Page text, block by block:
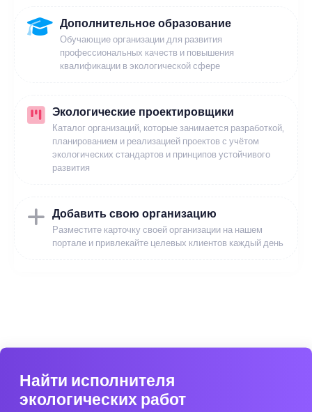
Дополнительное образование
Обучающие организации для развития
профессиональных качеств и повышения
квалификации в экологической сфере
Экологические проектировщики
Каталог организаций, которые занимается разработкой,
планированием и реализацией проектов с учётом
экологических стандартов и принципов устойчивого
развития
Добавить свою организацию
Разместите карточку своей организации на нашем
портале и привлекайте целевых клиентов каждый день
Найти исполнителя
экологических работ